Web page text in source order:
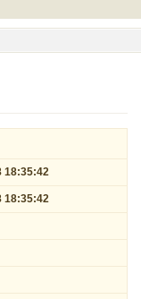
18:35:42
18:35:42